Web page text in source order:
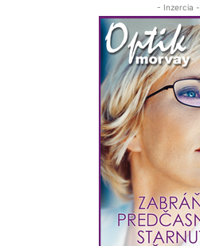
- Inzercia -